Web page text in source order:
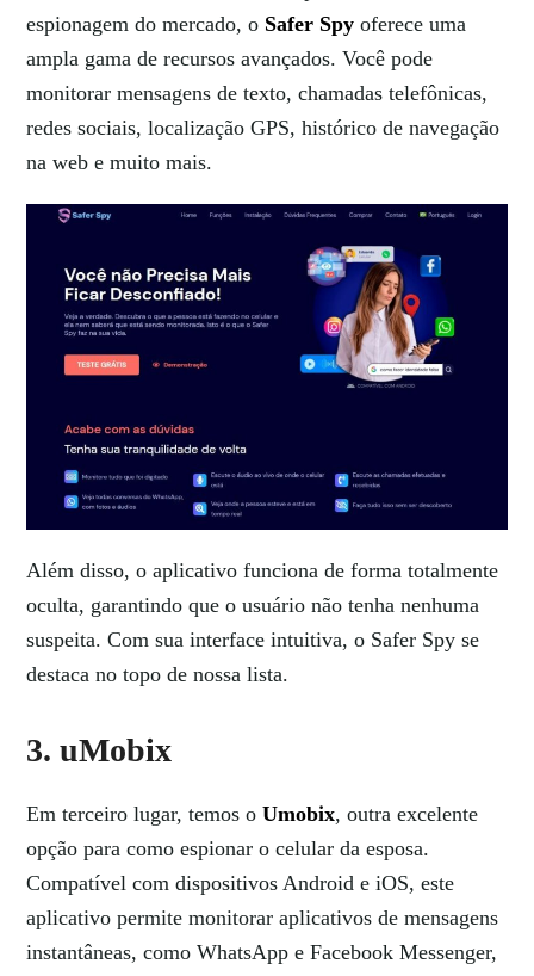
espionagem do mercado, o Safer Spy oferece uma
ampla gama de recursos avançados. Você pode
monitorar mensagens de texto, chamadas telefônicas,
redes sociais, localização GPS, histórico de navegação
na web e muito mais.
Além disso, o aplicativo funciona de forma totalmente
oculta, garantindo que o usuário não tenha nenhuma
suspeita. Com sua interface intuitiva, o Safer Spy se
destaca no topo de nossa lista.
3. uMobix
Em terceiro lugar, temos oUmobix, outra excelente
opção para como espionar o celular da esposa.
Compatível com dispositivos Android e iOS, este
aplicativo permite monitorar aplicativos de mensagens
instantâneas, como WhatsApp e Facebook Messenger,